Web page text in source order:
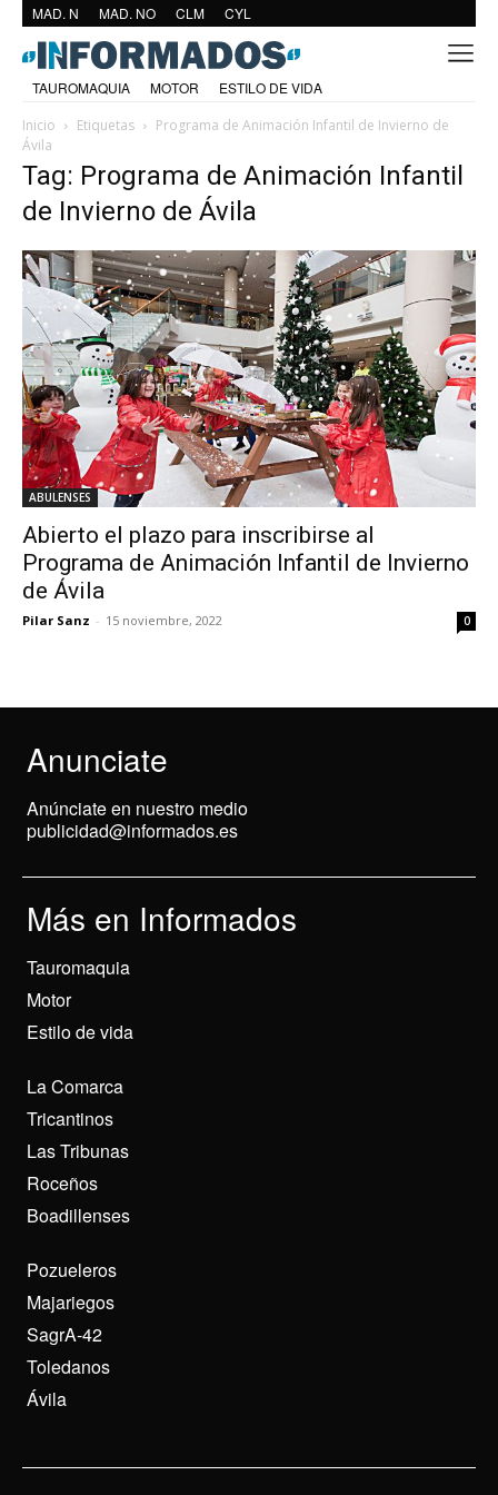
MAD. N MAD. NO CLM CYL
TAUROMAQUIA MOTOR
ESTILO DE VIDA
Inicio
Etiquetas
Programa de Animación Infantil de Invierno de
Ávila
Tag: Programa de Animación Infantil
de Invierno de Ávila
ABULENSES
Abierto el plazo para inscribirse al
Programa de Animación Infantil de Invierno
de Ávila
Pilar Sanz - 15 noviembre, 2022 0
Anunciate
Anúnciate en nuestro medio
publicidad@informados.es
Más en Informados
Tauromaquia
Motor
Estilo de vida
La Comarca
Tricantinos
Las Tribunas
Roceños
Boadillenses
Pozueleros
Majariegos
SagrA-42
Toledanos
Ávila